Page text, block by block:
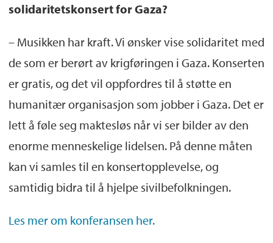
solidaritetskonsert for Gaza?
– Musikken har kraft. Vi ønsker vise solidaritet med
de som er berørt av krigføringen i Gaza. Konserten
er gratis, og det vil oppfordres til å støtte en
humanitær organisasjon som jobber i Gaza. Det er
lett å føle seg maktesløs når vi ser bilder av den
enorme menneskelige lidelsen. På denne måten
kan vi samles til en konsertopplevelse, og
samtidig bidra til å hjelpe sivilbefolkningen.
Les mer om konferansen her.